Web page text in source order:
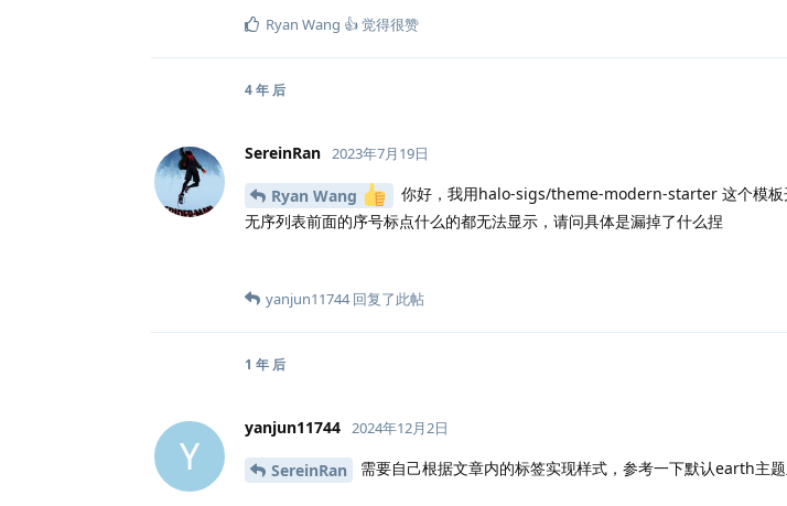
Ryan Wang 👍觉得很赞
4 年 后
SereinRan 2023年7月19日
Ryan Wang
你好，我用halo-sigs/theme-modern-starter 这个模板
无序列表前面的序号标点什么的都无法显示，请问具体是漏掉了什么捏
yanjun11744回复了此帖
1 年 后
Y
yanjun11744 2024年12月2日
SereinRan 需要自己根据文章内的标签实现样式，参考一下默认earth主